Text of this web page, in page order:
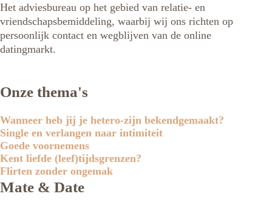
Het adviesbureau op het gebied van relatie- en
vriendschapsbemiddeling, waarbij wij ons richten op
persoonlijk contact en wegblijven van de online
datingmarkt.
Onze thema's
Wanneer heb jij je hetero-zijn bekendgemaakt?
Single en verlangen naar intimiteit
Goede voornemens
Kent liefde (leef)tijdsgrenzen?
Flirten zonder ongemak
Mate & Date